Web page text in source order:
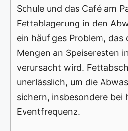
Schule und das Café am
Fettablagerung in den
ein häufiges Problem, das
Mengen an Speiseresten
verursacht wird.
unerlässlich, um die
sichern, insbesondere bei
Eventfrequenz.